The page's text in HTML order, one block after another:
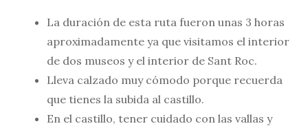
La duración de esta ruta fueron unas 3 horas
aproximadamente ya que visitamos el interior
de dos museos y el interior de Sant Roc.
Lleva calzado muy cómodo porque recuerda
que tienes la subida al castillo.
En el castillo, tener cuidado con las vallas y